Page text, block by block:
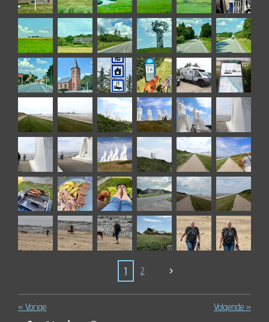
1 2
« Vorige Volgende »